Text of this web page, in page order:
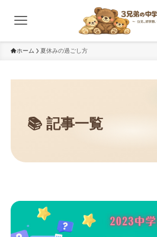
ホーム 夏休みの過ごし方